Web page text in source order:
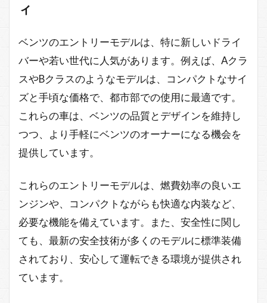
ィ
ベンツのエントリーモデルは、特に新しいドライ
バーや若い世代に人気があります。例えば、Aクラ
スやBクラスのようなモデルは、コンパクトなサイ
ズと手頃な価格で、都市部での使用に最適です。
これらの車は、ベンツの品質とデザインを維持し
つつ、より手軽にベンツのオーナーになる機会を
提供しています。
これらのエントリーモデルは、燃費効率の良いエ
ンジンや、コンパクトながらも快適な内装など、
必要な機能を備えています。また、安全性に関し
ても、最新の安全技術が多くのモデルに標準装備
されており、安心して運転できる環境が提供され
ています。